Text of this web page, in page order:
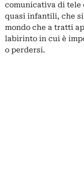
comunicativa di tele
quasi infantili, che
mondo che a tratti
labirinto in cui è
o perdersi.